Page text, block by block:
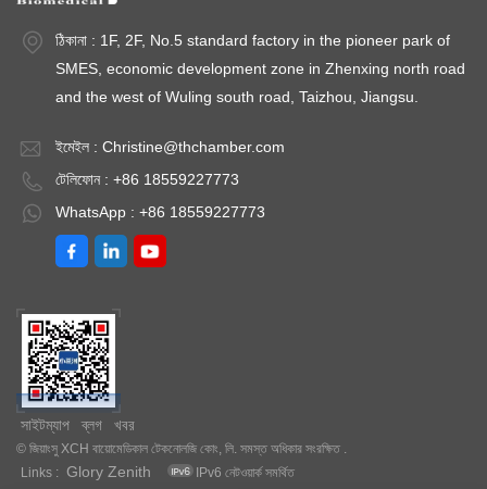
ঠিকানা : 1F, 2F, No.5 standard factory in the pioneer park of
SMES, economic development zone in Zhenxing north road
and the west of Wuling south road, Taizhou, Jiangsu.
ইমেইল : Christine@thchamber.com
টেলিফোন : +86 18559227773
WhatsApp : +86 18559227773
সাইটম্যাপ ব্লগ খবর
© জিয়াংসু XCH বায়োমেডিকাল টেকনোলজি কোং, লি. সমস্ত অধিকার সংরক্ষিত .
Links :
Glory Zenith IPv6 নেটওয়ার্ক সমর্থিত